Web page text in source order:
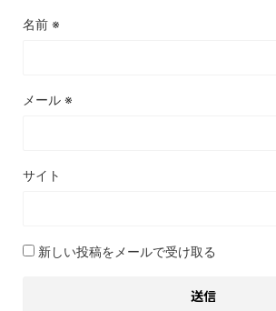
名前 ※
メール ※
サイト
新しい投稿をメールで受け取る